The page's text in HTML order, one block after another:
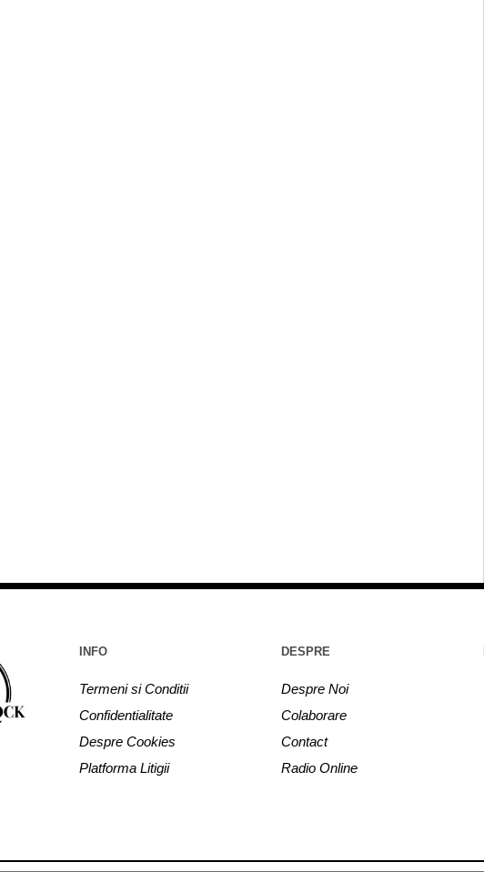
INFO
Termeni si Conditii
Confidentialitate
Despre Cookies
Platforma Litigii
DESPRE
Despre Noi
Colaborare
Contact
Radio Online